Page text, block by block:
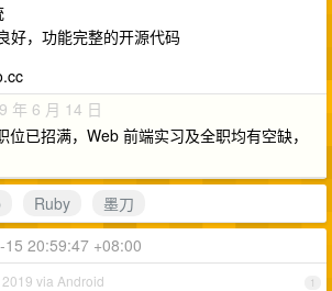
好，功能完整的开源代码
年 6 月 14 日
已招满，Web 前端实习及全职均有空缺，
Ruby
墨刀
20:59:47 +08:00
1
via Android